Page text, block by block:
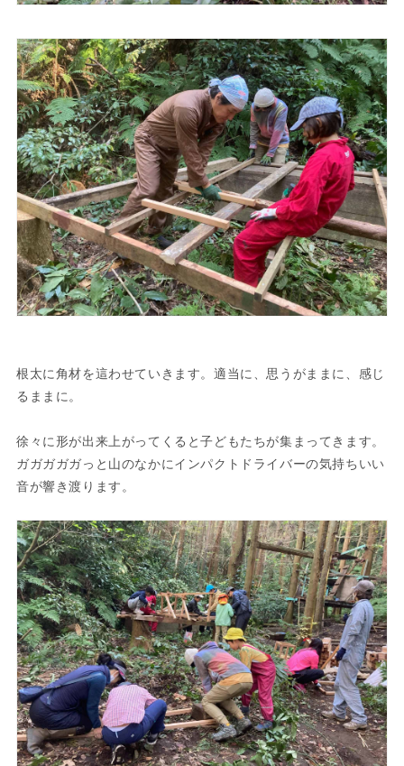
根太に角材を這わせていきます。適当に、思うがままに、感じ
るままに。
徐々に形が出来上がってくると子どもたちが集まってきます。
ガガガガガっと山のなかにインパクトドライバーの気持ちいい
音が響き渡ります。